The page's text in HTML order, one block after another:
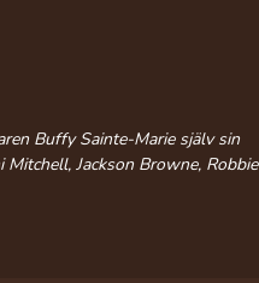
Buffy Sainte-Marie själv sin
Jackson Browne, Robbie